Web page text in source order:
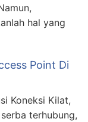
hal yang
Point Di
Koneksi Kilat,
terhubung,